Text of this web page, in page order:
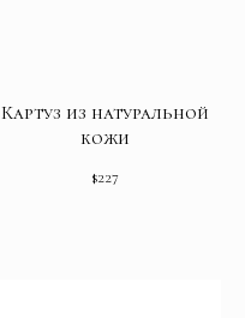
Картуз из натуральной
кожи
$227